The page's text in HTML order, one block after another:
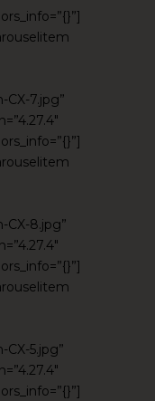
7.jpg”
8.jpg”
5.jpg”